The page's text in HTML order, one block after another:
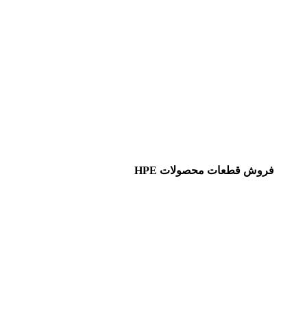
فروش قطعات محصولات HPE